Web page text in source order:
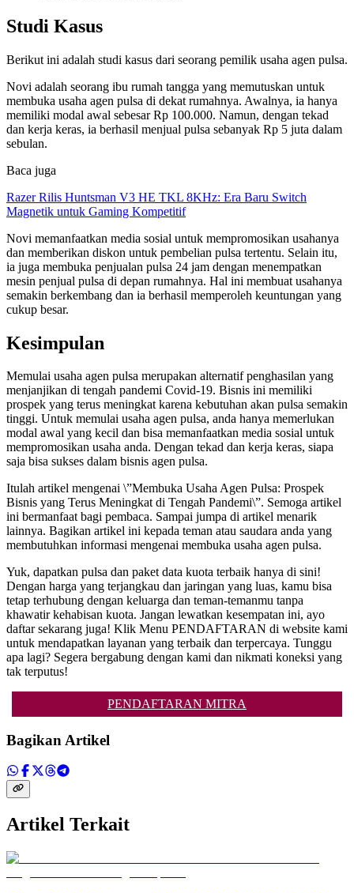
Studi Kasus
Berikut ini adalah studi kasus dari seorang pemilik usaha agen pulsa.
Novi adalah seorang ibu rumah tangga yang memutuskan untuk
membuka usaha agen pulsa di dekat rumahnya. Awalnya, ia hanya
memiliki modal awal sebesar Rp 100.000. Namun, dengan tekad
dan kerja keras, ia berhasil menjual pulsa sebanyak Rp 5 juta dalam
sebulan.
Baca juga
Razer Rilis Huntsman V3 HE TKL 8KHz: Era Baru Switch
Magnetik untuk Gaming Kompetitif
Novi memanfaatkan media sosial untuk mempromosikan usahanya
dan memberikan diskon untuk pembelian pulsa tertentu. Selain itu,
ia juga membuka penjualan pulsa 24 jam dengan menempatkan
mesin penjual pulsa di depan rumahnya. Hal ini membuat usahanya
semakin berkembang dan ia berhasil memperoleh keuntungan yang
cukup besar.
Kesimpulan
Memulai usaha agen pulsa merupakan alternatif penghasilan yang
menjanjikan di tengah pandemi Covid-19. Bisnis ini memiliki
prospek yang terus meningkat karena kebutuhan akan pulsa semakin
tinggi. Untuk memulai usaha agen pulsa, anda hanya memerlukan
modal awal yang kecil dan bisa memanfaatkan media sosial untuk
mempromosikan usaha anda. Dengan tekad dan kerja keras, siapa
saja bisa sukses dalam bisnis agen pulsa.
Itulah artikel mengenai \”Membuka Usaha Agen Pulsa: Prospek
Bisnis yang Terus Meningkat di Tengah Pandemi\”. Semoga artikel
ini bermanfaat bagi pembaca. Sampai jumpa di artikel menarik
lainnya. Bagikan artikel ini kepada teman atau saudara anda yang
membutuhkan informasi mengenai membuka usaha agen pulsa.
Yuk, dapatkan pulsa dan paket data kuota terbaik hanya di sini!
Dengan harga yang terjangkau dan jaringan yang luas, kamu bisa
tetap terhubung dengan keluarga dan teman-temanmu tanpa
khawatir kehabisan kuota. Jangan lewatkan kesempatan ini, ayo
daftar sekarang juga! Klik Menu PENDAFTARAN di website kami
untuk mendapatkan layanan yang terbaik dan terpercaya. Tunggu
apa lagi? Segera bergabung dengan kami dan nikmati koneksi yang
tak terputus!
PENDAFTARAN MITRA
Bagikan Artikel
Artikel Terkait